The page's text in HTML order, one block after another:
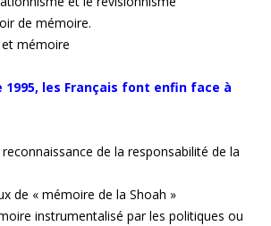
de mémoire.
mémoire
1995, les Français font enfin face à
reconnaissance de la responsabilité de la
de « mémoire de la Shoah »
instrumentalisé par les politiques ou